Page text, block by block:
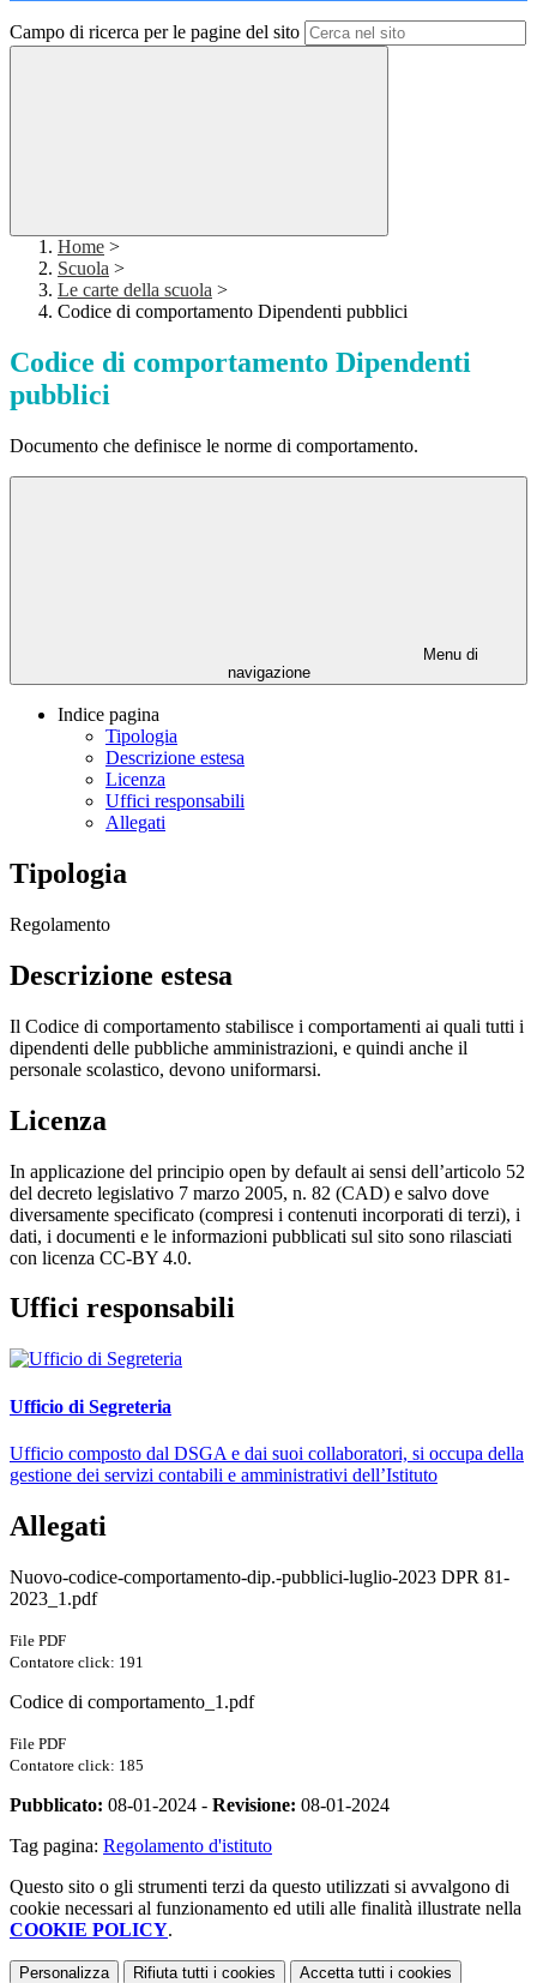
Campo di ricerca per le pagine del sito
Home >
Scuola >
Le carte della scuola >
Codice di comportamento Dipendenti pubblici
Codice di comportamento Dipendenti
pubblici
Documento che definisce le norme di comportamento.
Menu di
navigazione
Indice pagina
Tipologia
Descrizione estesa
Licenza
Uffici responsabili
Allegati
Tipologia
Regolamento
Descrizione estesa
Il Codice di comportamento stabilisce i comportamenti ai quali tutti i
dipendenti delle pubbliche amministrazioni, e quindi anche il
personale scolastico, devono uniformarsi.
Licenza
In applicazione del principio open by default ai sensi dell’articolo 52
del decreto legislativo 7 marzo 2005, n. 82 (CAD) e salvo dove
diversamente specificato (compresi i contenuti incorporati di terzi), i
dati, i documenti e le informazioni pubblicati sul sito sono rilasciati
con licenza CC-BY 4.0.
Uffici responsabili
Ufficio di Segreteria
Ufficio composto dal DSGA e dai suoi collaboratori, si occupa della
gestione dei servizi contabili e amministrativi dell’Istituto
Allegati
Nuovo-codice-comportamento-dip.-pubblici-luglio-2023 DPR 81-
2023_1.pdf
File PDF
Contatore click: 191
Codice di comportamento_1.pdf
File PDF
Contatore click: 185
Pubblicato: 08-01-2024 - Revisione: 08-01-2024
Tag pagina: Regolamento d'istituto
Questo sito o gli strumenti terzi da questo utilizzati si avvalgono di
cookie necessari al funzionamento ed utili alle finalità illustrate nella
COOKIE POLICY.
Personalizza Rifiuta tutti i cookies Accetta tutti i cookies